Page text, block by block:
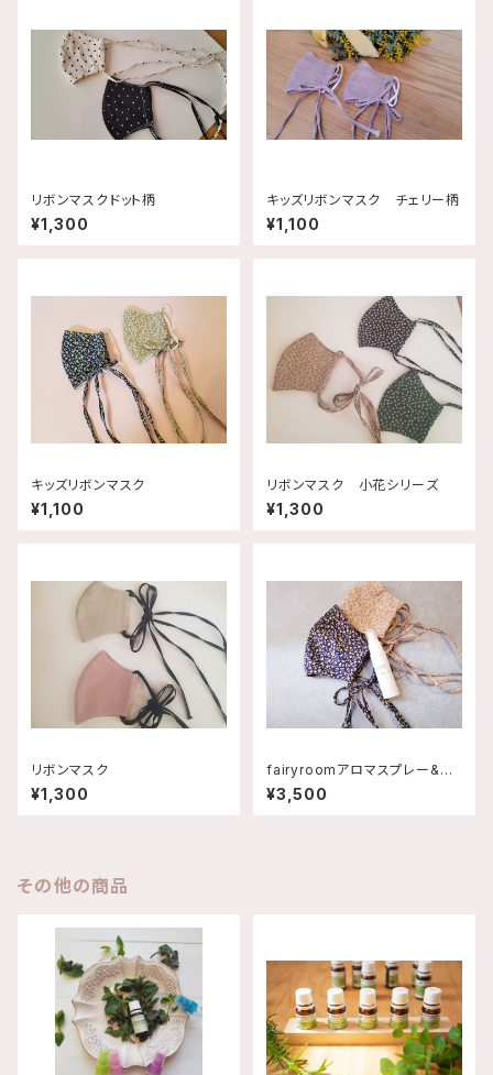
リボンマスクドット柄
¥1,300
キッズリボンマスク チェリー柄
¥1,100
キッズリボンマスク
¥1,100
リボンマスク 小花シリーズ
¥1,300
リボンマスク
¥1,300
fairyroomアロマスプレー&リ
ボンマスク
¥3,500
その他の商品